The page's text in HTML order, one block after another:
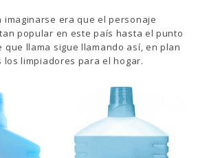
imaginarse era que el personaje
popular en este país hasta el punto
que llama sigue llamando así, en plan
los limpiadores para el hogar.